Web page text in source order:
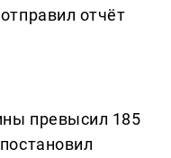
отчёт
превысил 185